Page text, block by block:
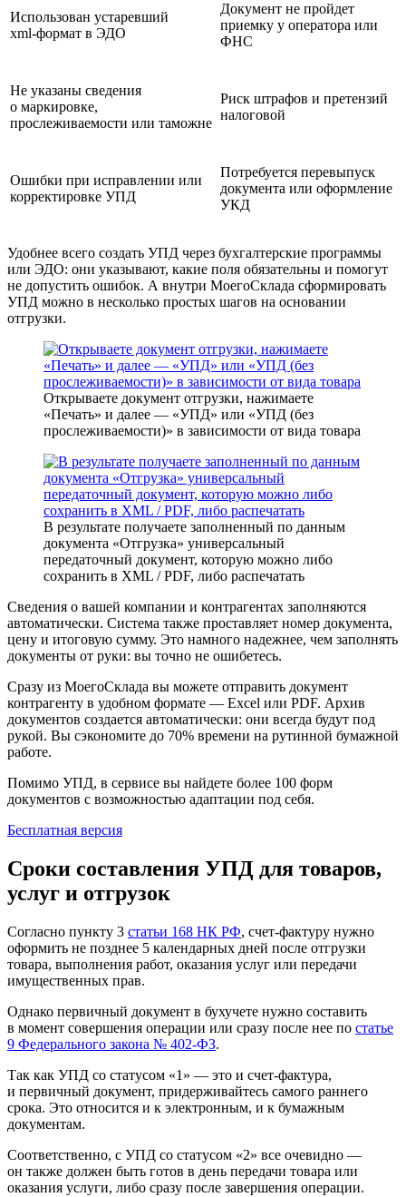
Использован устаревший
xml‑формат в ЭДО
Документ не пройдет
приемку у оператора или
ФНС
Не указаны сведения
о маркировке,
прослеживаемости или таможне
Риск штрафов и претензий
налоговой
Ошибки при исправлении или
корректировке УПД
Потребуется перевыпуск
документа или оформление
УКД
Удобнее всего создать УПД через бухгалтерские программы
или ЭДО: они указывают, какие поля обязательны и помогут
не допустить ошибок. А внутри МоегоСклада сформировать
УПД можно в несколько простых шагов на основании
отгрузки.
Открываете документ отгрузки, нажимаете
«Печать» и далее — «УПД» или «УПД (без
прослеживаемости)» в зависимости от вида товара
В результате получаете заполненный по данным
документа «Отгрузка» универсальный
передаточный документ, которую можно либо
сохранить в XML / PDF, либо распечатать
Сведения о вашей компании и контрагентах заполняются
автоматически. Система также проставляет номер документа,
цену и итоговую сумму. Это намного надежнее, чем заполнять
документы от руки: вы точно не ошибетесь.
Сразу из МоегоСклада вы можете отправить документ
контрагенту в удобном формате — Excel или PDF. Архив
документов создается автоматически: они всегда будут под
рукой. Вы сэкономите до 70% времени на рутинной бумажной
работе.
Помимо УПД, в сервисе вы найдете более 100 форм
документов с возможностью адаптации под себя.
Бесплатная версия
Сроки составления УПД для товаров,
услуг и отгрузок
Согласно пункту 3 статьи 168 НК РФ, счет-фактуру нужно
оформить не позднее 5 календарных дней после отгрузки
товара, выполнения работ, оказания услуг или передачи
имущественных прав.
Однако первичный документ в бухучете нужно составить
в момент совершения операции или сразу после нее по статье
9 Федерального закона № 402-ФЗ.
Так как УПД со статусом «1» — это и счет‑фактура,
и первичный документ, придерживайтесь самого раннего
срока. Это относится и к электронным, и к бумажным
документам.
Соответственно, с УПД со статусом «2» все очевидно —
он также должен быть готов в день передачи товара или
оказания услуги, либо сразу после завершения операции.